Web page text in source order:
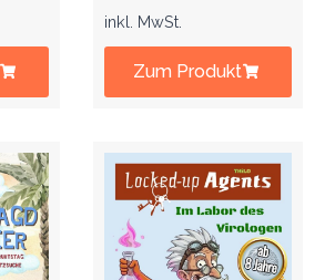
inkl. MwSt.
Zum Produkt